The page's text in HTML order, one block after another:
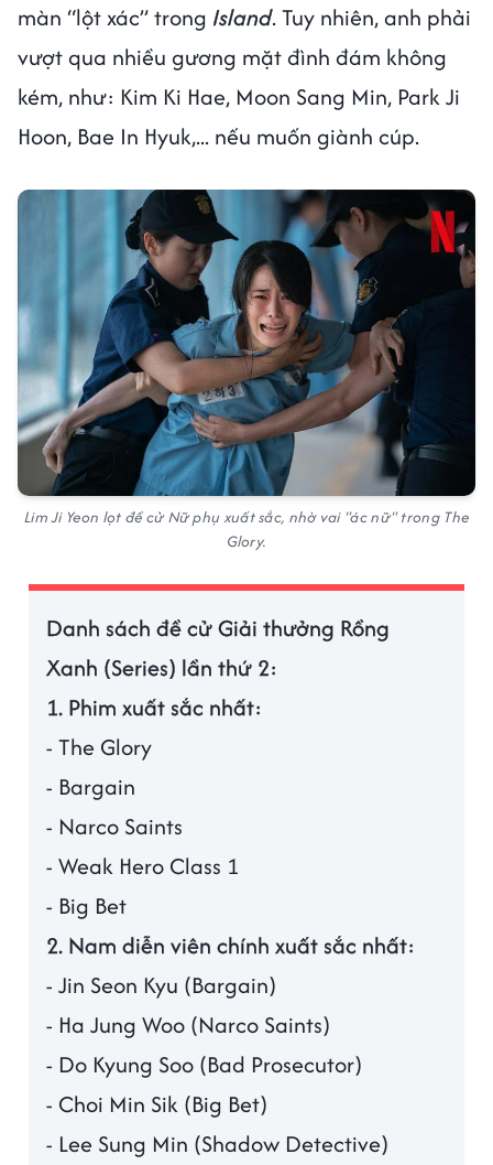
màn “lột xác” trong Island. Tuy nhiên, anh phải
vượt qua nhiều gương mặt đình đám không
kém, như: Kim Ki Hae, Moon Sang Min, Park Ji
Hoon, Bae In Hyuk,... nếu muốn giành cúp.
Lim Ji Yeon lọt đề cử Nữ phụ xuất sắc, nhờ vai "ác nữ" trong The
Glory.
Danh sách đề cử Giải thưởng Rồng
Xanh (Series) lần thứ 2:
1. Phim xuất sắc nhất:
- The Glory
- Bargain
- Narco Saints
- Weak Hero Class 1
- Big Bet
2. Nam diễn viên chính xuất sắc nhất:
- Jin Seon Kyu (Bargain)
- Ha Jung Woo (Narco Saints)
- Do Kyung Soo (Bad Prosecutor)
- Choi Min Sik (Big Bet)
- Lee Sung Min (Shadow Detective)